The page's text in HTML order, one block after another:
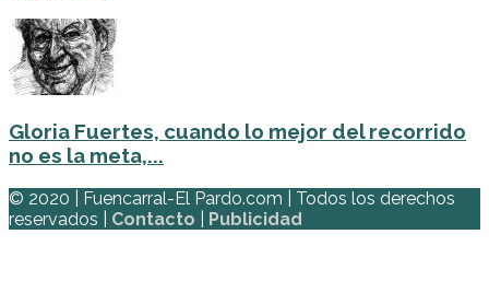
Gloria Fuertes, cuando lo mejor del recorrido
no es la meta,...
© 2020 | Fuencarral-El Pardo.com | Todos los derechos
reservados | Contacto Publicidad